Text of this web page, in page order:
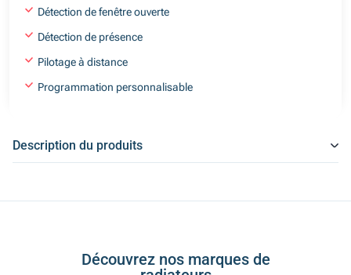
Détection de fenêtre ouverte
Détection de présence
Pilotage à distance
Programmation personnalisable
Description du produits
Découvrez nos marques de